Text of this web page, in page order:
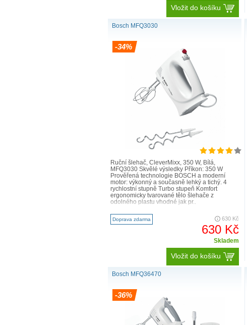
Vložit do košíku
Bosch MFQ3030
-34%
Ruční šlehač, CleverMixx, 350 W, Bílá,
MFQ3030 Skvělé výsledky Příkon: 350 W
Prověřená technologie BOSCH a moderní
motor: výkonný a současně lehký a tichý. 4
rychlostní stupně Turbo stupeň Komfort
ergonomicky tvarované tělo šlehače z
odolného plastu vhodné jak pr..
Doprava zdarma 630 Kč
630 Kč
Skladem
Vložit do košíku
Bosch MFQ36470
-36%